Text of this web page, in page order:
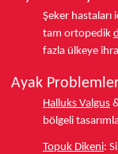
Şeker hastaları
tam ortopedik
fazla ülkeye
Ayak
Halluks Valgus
bölgeli
Topuk Dikeni: